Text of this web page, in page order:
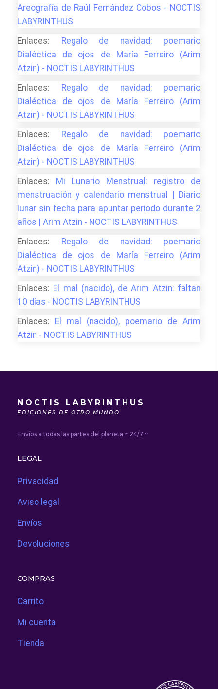
Areografía de Raúl Fernández Cobos - NOCTIS
LABYRINTHUS
Enlaces:
Regalo de navidad: poemario
Dialéctica de ojos de María Ferreiro (Arim
Atzin) - NOCTIS LABYRINTHUS
Enlaces:
Regalo de navidad: poemario
Dialéctica de ojos de María Ferreiro (Arim
Atzin) - NOCTIS LABYRINTHUS
Enlaces:
Regalo de navidad: poemario
Dialéctica de ojos de María Ferreiro (Arim
Atzin) - NOCTIS LABYRINTHUS
Enlaces: Mi Lunario Menstrual: registro de
menstruación y calendario menstrual | Diario
lunar sin fecha para apuntar periodo durante 2
años | Arim Atzin - NOCTIS LABYRINTHUS
Enlaces:
Regalo de navidad: poemario
Dialéctica de ojos de María Ferreiro (Arim
Atzin) - NOCTIS LABYRINTHUS
Enlaces: El mal (nacido), de Arim Atzin: faltan
10 días - NOCTIS LABYRINTHUS
Enlaces: El mal (nacido), poemario de Arim
Atzin - NOCTIS LABYRINTHUS
NOCTIS LABYRINTHUS
EDICIONES DE OTRO MUNDO
Envíos a todas las partes del planeta ~ 24/7 ~
LEGAL
Privacidad
Aviso legal
Envíos
Devoluciones
COMPRAS
Carrito
Mi cuenta
Tienda